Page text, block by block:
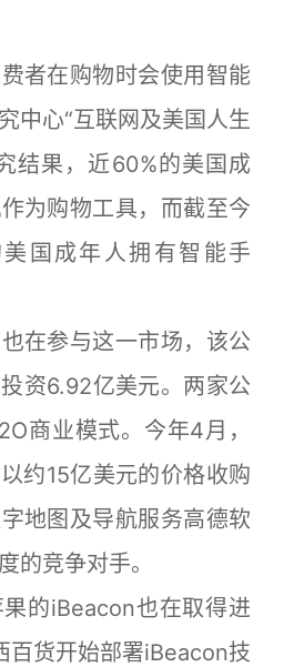
在购物时会使用智能
中心“互联网及美国人生
结果，近60%的美国成
为购物工具，而截至今
国成年人拥有智能手
参与这一市场，该公
资6.92亿美元。两家公
商业模式。今年4月，
约15亿美元的价格收购
地图及导航服务高德软
的竞争对手。
的iBeacon也在取得进
百货开始部署iBeacon技